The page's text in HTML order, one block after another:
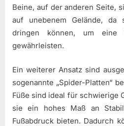
Beine, auf der anderen Seite,
auf unebenem Gelände,
dringen können, um eine
gewährleisten.
Ein weiterer Ansatz sind
sogenannte „Spider-Platten“
Füße sind ideal für schwierige
sie ein hohes Maß an
Fußabdruck bieten. Dadurch